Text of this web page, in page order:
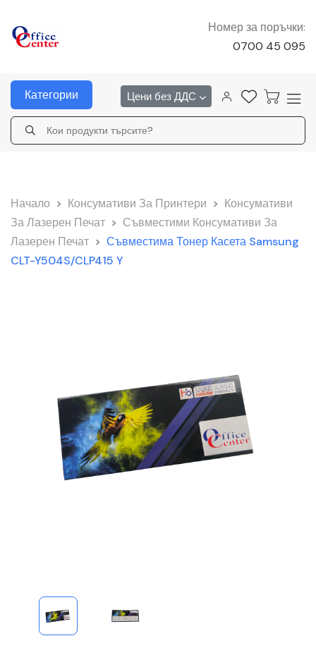
Номер за поръчки:
0700 45 095
Категории Цени без ДДС
Начало > Консумативи За Принтери > Консумативи
За Лазерен Печат > Съвместими Консумативи За
Лазерен Печат > Съвместима Тонер Касета Samsung
CLT-Y504S/CLP415 Y